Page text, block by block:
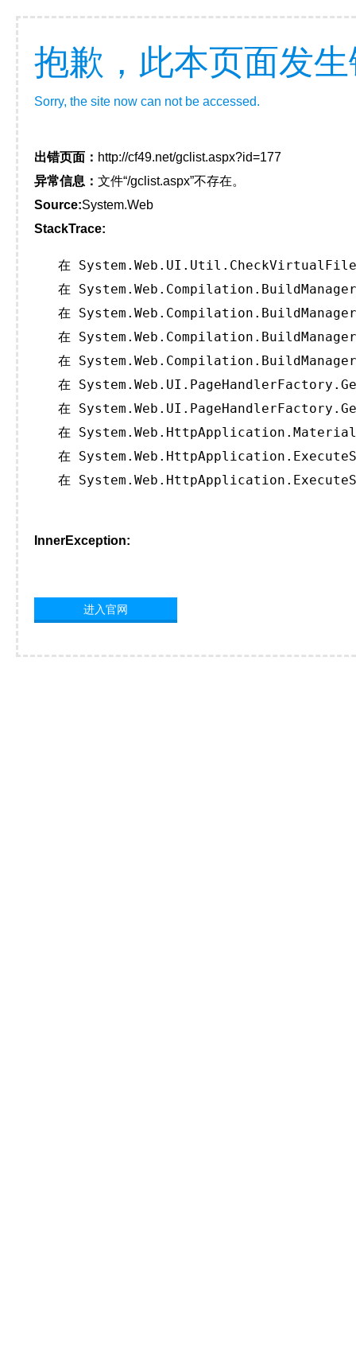
抱歉，此本页面发
Sorry, the site now can not be accessed.
出错页面： http://cf49.net/gclist.aspx?id=177
异常信息： 文件“/gclist.aspx”不存在。
Source:System.Web
StackTrace:
在
在
在
在
在
在
在
在
在
在
InnerException:
进入官网